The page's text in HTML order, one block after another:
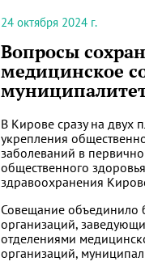
24 октября 2024 г.
Вопросы
медицинское
В Кирове сразу на
укрепления
заболеваний в
общественного
здравоохранения
Совещание объединило
организаций,
отделениями
организаций,